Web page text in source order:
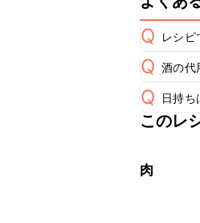
Q レシピ
A
Q 酒の代
A
Q 日持ち
保存
このレ
肉